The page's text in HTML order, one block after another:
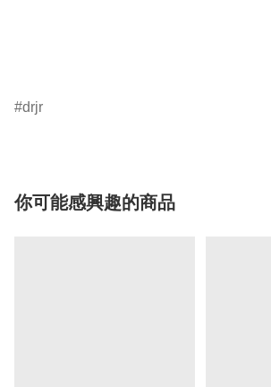
drjr
你可能感興趣的商品